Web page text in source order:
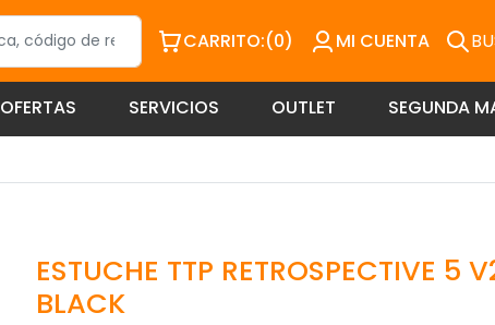
CARRITO:(0) MI CUENTA
OFERTAS SERVICIOS OUTLET SEGUNDA
ESTUCHE TTP RETROSPECTIVE 5
BLACK